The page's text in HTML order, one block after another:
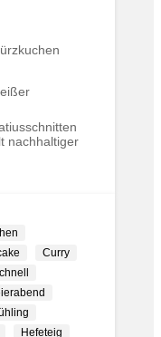
nachhaltiger
Curry
Hefeteig